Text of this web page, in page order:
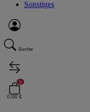
Sonstiges
Suche
0
0,00 €